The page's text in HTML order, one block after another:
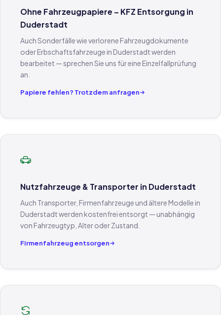
Ohne Fahrzeugpapiere – KFZ Entsorgung in
Duderstadt
Auch Sonderfälle wie verlorene Fahrzeugdokumente
oder Erbschaftsfahrzeuge in Duderstadt werden
bearbeitet — sprechen Sie uns für eine Einzelfallprüfung
an.
Papiere fehlen? Trotzdem anfragen
Nutzfahrzeuge & Transporter in Duderstadt
Auch Transporter, Firmenfahrzeuge und ältere Modelle in
Duderstadt werden kostenfrei entsorgt — unabhängig
von Fahrzeugtyp, Alter oder Zustand.
Firmenfahrzeug entsorgen